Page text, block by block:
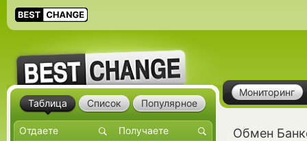
Мониторинг
Обмен
Таблица Список Популярное